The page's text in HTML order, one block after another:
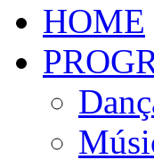
HOME